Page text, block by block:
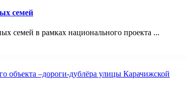
семей
семей в рамках национального проекта ...